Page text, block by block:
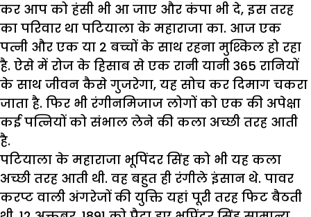
कर आप को हंसी भी आ जाए और कंपा भी दे, इस तरह
का परिवार था पटियाला के महाराजा का. आज एक
पत्नी और एक या 2 बच्चों के साथ रहना मुश्किल हो रहा
है. ऐसे में रोज के हिसाब से एक रानी यानी 365 रानियों
के साथ जीवन कैसे गुजरेगा, यह सोच कर दिमाग चकरा
जाता है. फिर भी रंगीनमिजाज लोगों को एक की अपेक्षा
कई पत्नियों को संभाल लेने की कला अच्छी तरह आती
है.
पटियाला के महाराजा भूपिंदर सिंह को भी यह कला
अच्छी तरह आती थी. वह बहुत ही रंगीले इंसान थे. पावर
करप्ट वाली अंगरेजों की युक्ति यहां पूरी तरह फिट बैठती